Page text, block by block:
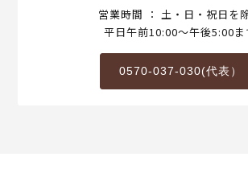
営業時間 ： 土・日・祝日を
平日午前10:00～午後5:00ま
0570-037-030(代表）